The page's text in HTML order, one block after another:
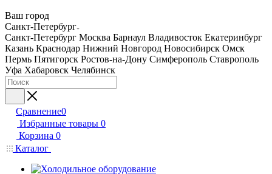
Ваш город
Санкт-Петербург
Санкт-Петербург Москва Барнаул Владивосток Екатеринбург
Казань Краснодар Нижний Новгород Новосибирск Омск
Пермь Пятигорск Ростов-на-Дону Симферополь Ставрополь
Уфа Хабаровск Челябинск
Сравнение0
Избранные товары 0
Корзина 0
Каталог